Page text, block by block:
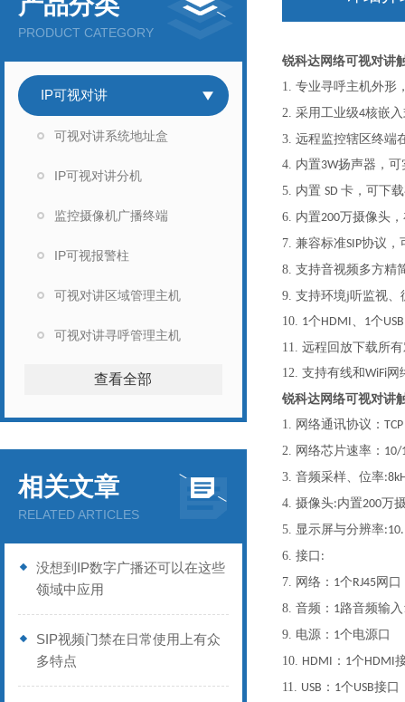
PRODUCT CATEGORY
IP可视对讲
可视对讲系统地址盒
IP可视对讲分机
监控摄像机广播终端
IP可视报警柱
可视对讲区域管理主机
可视对讲寻呼管理主机
查看全部
相关文章
RELATED ARTICLES
没想到IP数字广播还可以在这些
领域中应用
SIP视频门禁在日常使用上有众
多特点
锐科达网络可视对讲
1. 专业寻呼主机外形
2. 采用工业级4核嵌
3. 远程监控辖区终端
4. 内置3W扬声器，可
5. 内置 SD 卡，可下
6. 内置200万摄像头
7. 兼容标准SIP协议，
8. 支持音视频多方精
9. 支持环境j听监视、
10. 1个HDMI、 1个USB
11. 远程回放下载所
12. 支持有线和WiFi网
锐科达网络可视对讲
1. 网络通讯协议：
2. 网络芯片速率： 10/
3. 音频采样、位率
4. 摄像头:内置200万
5. 显示屏与分辨率
6. 接口 :
7. 网络： 1个RJ45网口
8. 音频： 1路音频输入
9. 电源： 1个电源口
10. HDMI ： 1个HDMI
11. USB ： 1个USB接口